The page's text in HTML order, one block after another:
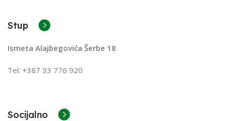
Stup
Ismeta Alajbegovića Šerbe 18
Tel: +387 33 776 920
Socijalno